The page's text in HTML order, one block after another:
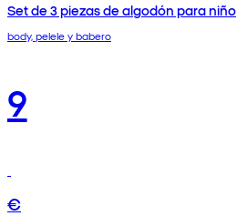
Set de 3 piezas de algodón para niño
body, pelele y babero
9
€